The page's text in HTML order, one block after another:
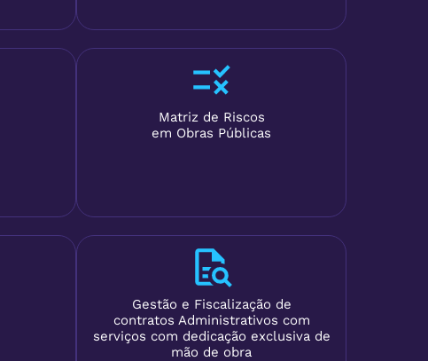
Matriz de Riscos
em Obras Públicas
Gestão e Fiscalização de
contratos Administrativos com
serviços com dedicação exclusiva de
mão de obra